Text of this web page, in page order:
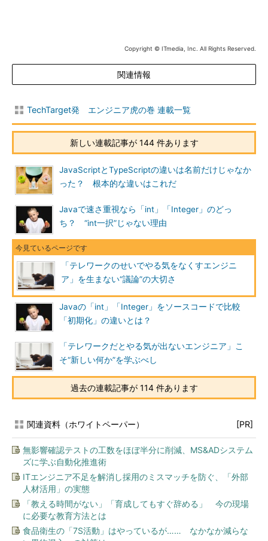
Copyright © ITmedia, Inc. All Rights Reserved.
関連情報
TechTarget発 エンジニア虎の巻 連載一覧
新しい連載記事が 144 件あります
JavaScriptとTypeScriptの違いは名前だけじゃなか
った？ 根本的な違いはこれだ
Javaで速さ重視なら「int」「Integer」のどっ
ち？ “int一択”じゃない理由
「テレワークのせいでやる気をなくすエンジニ
ア」を生まない“議論”の大切さ
Javaの「int」「Integer」をソースコードで比較
「初期化」の違いとは？
「テレワークだとやる気が出ないエンジニア」こ
そ“新しい何か”を学ぶべし
過去の連載記事が 114 件あります
関連資料（ホワイトペーパー） [PR]
無影響確認テストの工数をほぼ半分に削減、MS&ADシステム
ズに学ぶ自動化推進術
ITエンジニア不足を解消し採用のミスマッチを防ぐ、「外部
人材活用」の実態
「教える時間がない」「育成してもすぐ辞める」 今の現場
に必要な教育方法とは
食品衛生の「7S活動」はやっているが…… なかなか減らな